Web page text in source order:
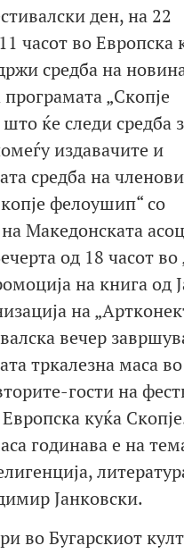
ден, на 22
часот во Европска
средба на
„Скопје
ќе следи средба
издавачите и
средба на
фелоушип“ со
Македонската
од 18 часот во
на книга од
на
вечер
тркалезна маса во
гости на
куќа
годинава е на
Јанковски.
во Бугарскиот